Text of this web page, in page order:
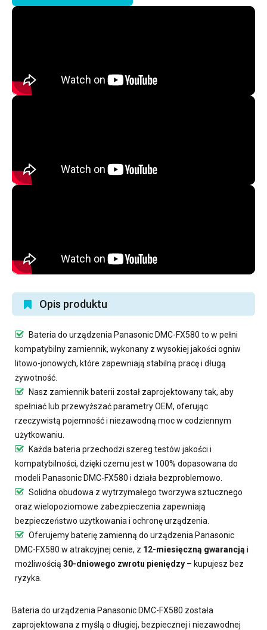
Opis produktu
Bateria do urządzenia Panasonic DMC-FX580 to w pełni
kompatybilny zamiennik, wykonany z wysokiej jakości ogniw
litowo-jonowych, które zapewniają stabilną pracę i długą
żywotność.
Nasz zamiennik baterii został zaprojektowany tak, aby
spełniać lub przewyższać parametry OEM, oferując
rzeczywistą pojemność i niezawodną moc w codziennym
użytkowaniu.
Każda bateria przechodzi szereg testów jakości i
kompatybilności, dzięki czemu jest w 100% dopasowana do
modeli Panasonic DMC-FX580 i działa bezproblemowo.
Solidna obudowa z wytrzymałego tworzywa sztucznego
oraz wielopoziomowe zabezpieczenia zapewniają
bezpieczeństwo użytkowania i ochronę urządzenia.
Oferujemybaterię zamienną do urządzenia Panasonic
DMC-FX580 w atrakcyjnej cenie, z 12-miesięczną gwarancją i
możliwością 30-dniowego zwrotu pieniędzy – kupujesz bez
ryzyka.
Bateria do urządzenia Panasonic DMC-FX580 została
zaprojektowana z myślą o długiej, bezpiecznej i niezawodnej